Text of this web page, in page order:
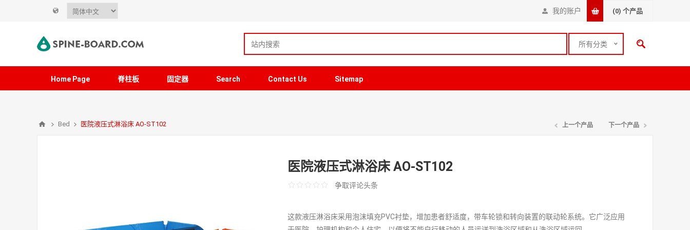
我的账户 (0) 个产品
所有分类
Home Page 脊柱板 固定器 Search Contact Us Sitemap
Bed 医院液压式淋浴床 AO-ST102 上一个产品 下一个产品
医院液压式淋浴床 AO-ST102
争取评论头条
这款液压淋浴床采用泡沫填充PVC衬垫，增加患者舒适度，带车轮锁和转向装置的联动轮系统。它广泛应用